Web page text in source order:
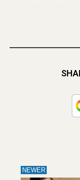
NEWER